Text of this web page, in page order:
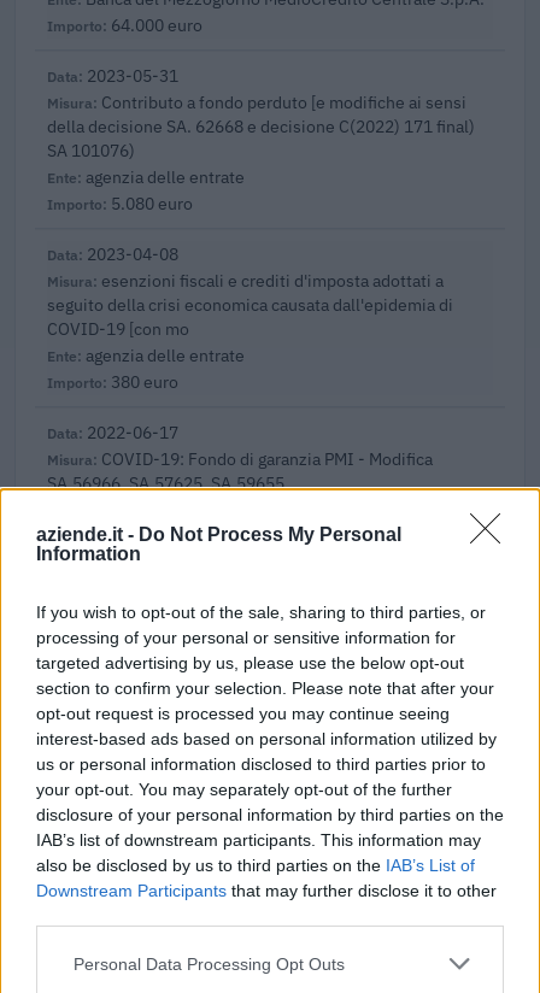
aziende.it - Do Not Process My Personal
Information
If you wish to opt-out of the sale, sharing to third parties, or
processing of your personal or sensitive information for
targeted advertising by us, please use the below opt-out
section to confirm your selection. Please note that after your
opt-out request is processed you may continue seeing
interest-based ads based on personal information utilized by
us or personal information disclosed to third parties prior to
your opt-out. You may separately opt-out of the further
disclosure of your personal information by third parties on the
IAB’s list of downstream participants. This information may
also be disclosed by us to third parties on the IAB’s List of
Downstream Participants that may further disclose it to other
Personal Data Processing Opt Outs
64.000 euro
2023-05-31
Contributo a fondo perduto [e modifiche ai sensi
della decisione SA. 62668 e decisione C(2022) 171 final)
SA 101076)
agenzia delle entrate
5.080 euro
2023-04-08
esenzioni fiscali e crediti d'imposta adottati a
seguito della crisi economica causata dall'epidemia di
COVID-19 [con mo
agenzia delle entrate
380 euro
2022-06-17
COVID-19: Fondo di garanzia PMI - Modifica
SA.56966, SA.57625, SA.59655
Banca del Mezzogiorno MedioCredito Centrale S.p.A.
120.287 euro
GARANZIA DEL FONDO A VALERE SULLA SEZIONE
SPECIALE DI CUI ALL’ARTICOLO 56 DEL DECRETO-LEGGE
DEL 17 MARZO 2020 N. 18
Banca del Mezzogiorno MedioCredito Centrale S.p.A.
15.728 euro
2021-12-27
GARANZIA DEL FONDO A VALERE SULLA SEZIONE
SPECIALE DI CUI ALL’ARTICOLO 56 DEL DECRETO-LEGGE
DEL 17 MARZO 2020 N. 18
Banca del Mezzogiorno MedioCredito Centrale S.p.A.
25.674 euro
GARANZIA DEL FONDO A VALERE SULLA SEZIONE